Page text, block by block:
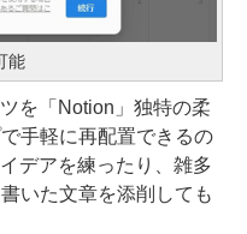
能
を「Notion」独特の柔
手軽に再配置できるの
デアを練ったり、雑多
いた文章を添削しても